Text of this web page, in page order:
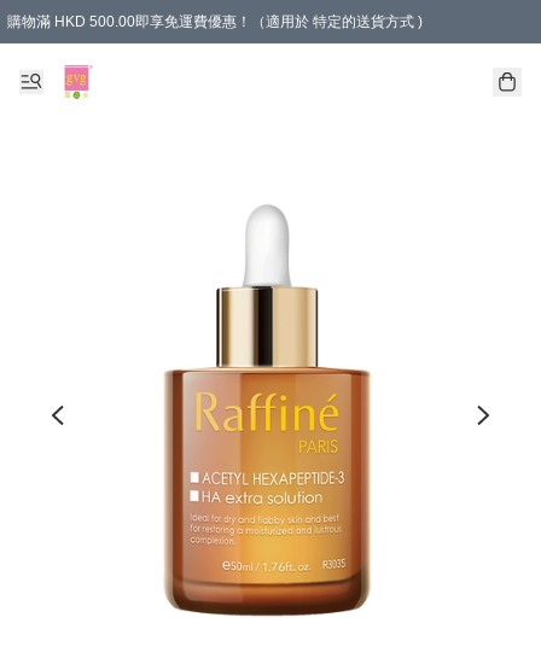
購物滿 HKD 500.00即享免運費優惠！（適用於 特定的送貨方式 )